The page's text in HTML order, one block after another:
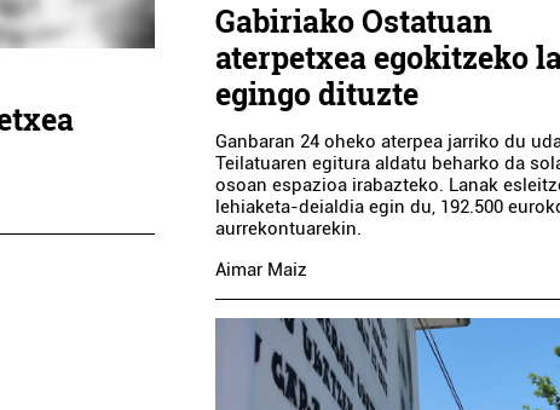
Gabiriako Ostatuan
aterpetxea egokitzeko
egingo dituzte
Ganbaran 24 oheko aterpea jarriko du
Teilatuaren egitura aldatu beharko da
osoan espazioa irabazteko. Lanak
lehiaketa-deialdia egin du, 192.500
aurrekontuarekin.
Aimar Maiz